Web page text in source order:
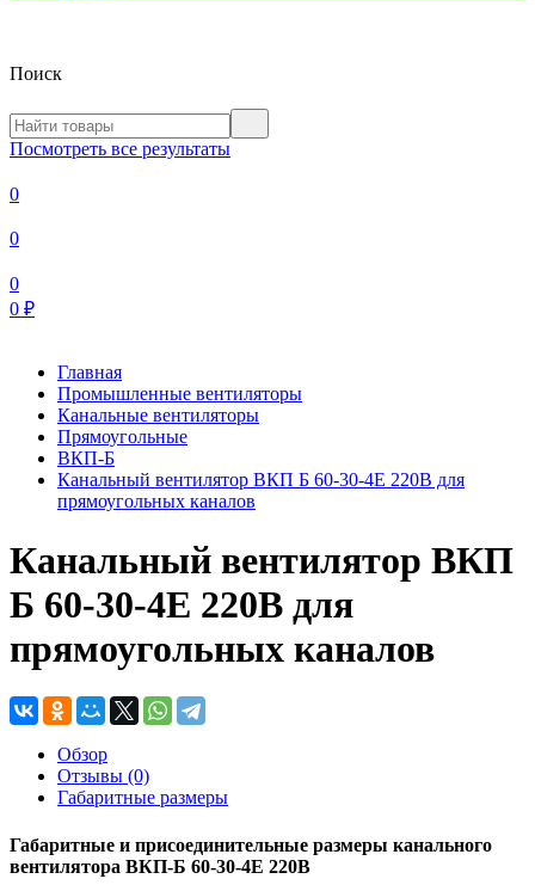
Поиск
Посмотреть все результаты
0
0
0
0 ₽
Главная
Промышленные вентиляторы
Канальные вентиляторы
Прямоугольные
ВКП-Б
Канальный вентилятор ВКП Б 60-30-4Е 220В для
прямоугольных каналов
Канальный вентилятор ВКП
Б 60-30-4Е 220В для
прямоугольных каналов
Обзор
Отзывы (0)
Габаритные размеры
Габаритные и присоединительные размеры канального
вентилятора ВКП-Б 60-30-4Е 220В